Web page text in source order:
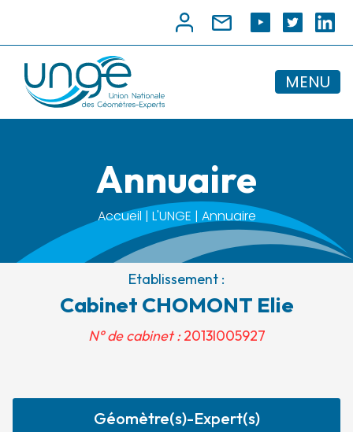
MENU
Annuaire
Accueil | L'UNGE | Annuaire
Etablissement :
Cabinet CHOMONT Elie
N° de cabinet :2013I005927
Géomètre(s)-Expert(s)